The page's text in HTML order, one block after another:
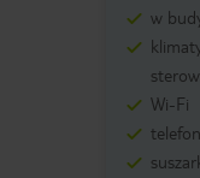
w
Wi-Fi
telefon